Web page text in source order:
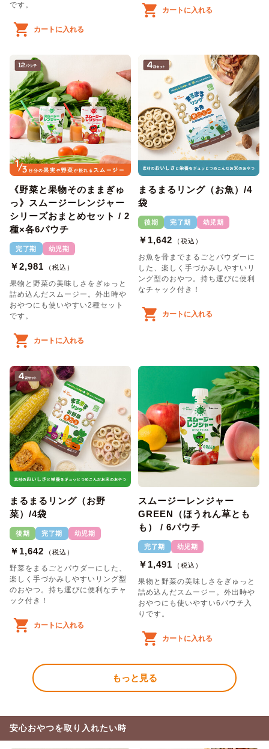
です。
カートに入れる
カートに入れる
《野菜と果物そのままぎゅ
っ》スムージーレンジャー
シリーズおまとめセット / 2
種×各6パウチ
完了期 幼児期
￥2,981 （税込）
果物と野菜の美味しさをぎゅっと
詰め込んだスムージー。外出時や
おやつにも使いやすい2種セット
です。
カートに入れる
まるまるリング（お魚）/4
袋
後期 完了期 幼児期
￥1,642 （税込）
お魚を骨までまるごとパウダーに
した、楽しく手づかみしやすいリ
ング型のおやつ。持ち運びに便利
なチャック付き！
カートに入れる
まるまるリング（お野
菜）/4袋
後期 完了期 幼児期
￥1,642 （税込）
野菜をまるごとパウダーにした、
楽しく手づかみしやすいリング型
のおやつ。持ち運びに便利なチャ
ック付き！
カートに入れる
スムージーレンジャー
GREEN（ほうれん草とも
も） / 6パウチ
完了期 幼児期
￥1,491 （税込）
果物と野菜の美味しさをぎゅっと
詰め込んだスムージー。外出時や
おやつにも使いやすい6パウチ入
りです。
カートに入れる
もっと見る
安心おやつを取り入れたい時